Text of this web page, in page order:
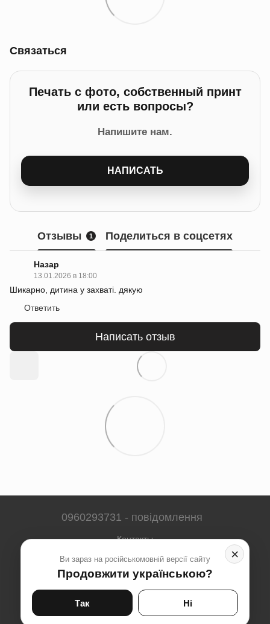
Связаться
Печать с фото, собственный принт
или есть вопросы?
Напишите нам.
НАПИСАТЬ
Отзывы 1 Поделиться в соцсетях
Назар
13.01.2026 в 18:00
Шикарно, дитина у захваті. дякую
Ответить
Написать отзыв
0960293731 - повідомлення
Контакты
Полная версия сайта
Карта сайта
×
Ви зараз на російськомовній версії сайту
Продовжити українською?
Так Ні